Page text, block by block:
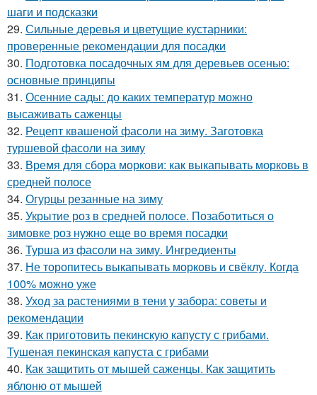
шаги и подсказки
29. Сильные деревья и цветущие кустарники:
проверенные рекомендации для посадки
30. Подготовка посадочных ям для деревьев осенью:
основные принципы
31. Осенние сады: до каких температур можно
высаживать саженцы
32. Рецепт квашеной фасоли на зиму. Заготовка
туршевой фасоли на зиму
33. Время для сбора моркови: как выкапывать морковь в
средней полосе
34. Огурцы резанные на зиму
35. Укрытие роз в средней полосе. Позаботиться о
зимовке роз нужно еще во время посадки
36. Турша из фасоли на зиму. Ингредиенты
37. Не торопитесь выкапывать морковь и свёклу. Когда
100% можно уже
38. Уход за растениями в тени у забора: советы и
рекомендации
39. Как приготовить пекинскую капусту с грибами.
Тушеная пекинская капуста с грибами
40. Как защитить от мышей саженцы. Как защитить
яблоню от мышей